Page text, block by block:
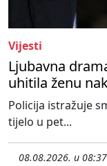
Vijesti
Ljubavna
uhitila ženu
Policija istražuje
tijelo u pet...
08.08.2026. u 08:37